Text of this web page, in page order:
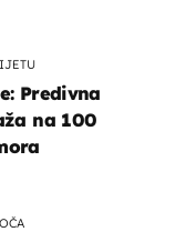
Predivna
na 100